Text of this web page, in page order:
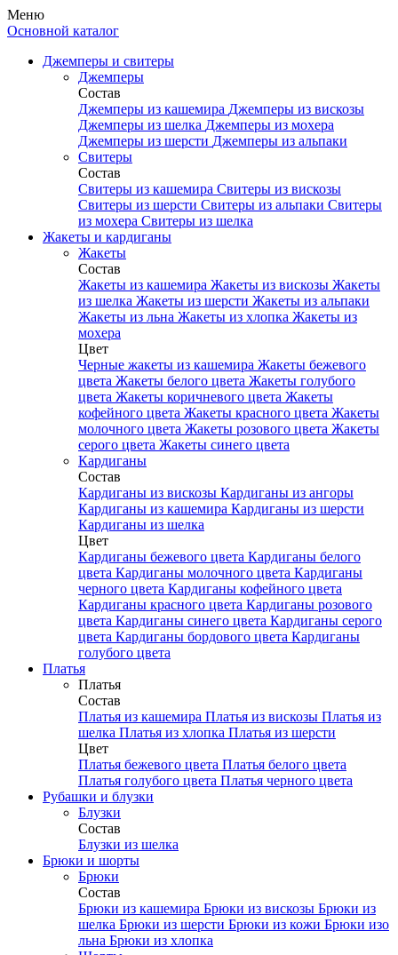
Меню
Основной каталог
Джемперы и свитеры
Джемперы
Состав
Джемперы из кашемира Джемперы из вискозы
Джемперы из шелка Джемперы из мохера
Джемперы из шерсти Джемперы из альпаки
Свитеры
Состав
Свитеры из кашемира Свитеры из вискозы
Свитеры из шерсти Свитеры из альпаки Свитеры
из мохера Свитеры из шелка
Жакеты и кардиганы
Жакеты
Состав
Жакеты из кашемира Жакеты из вискозы Жакеты
из шелка Жакеты из шерсти Жакеты из альпаки
Жакеты из льна Жакеты из хлопка Жакеты из
мохера
Цвет
Черные жакеты из кашемира Жакеты бежевого
цвета Жакеты белого цвета Жакеты голубого
цвета Жакеты коричневого цвета Жакеты
кофейного цвета Жакеты красного цвета Жакеты
молочного цвета Жакеты розового цвета Жакеты
серого цвета Жакеты синего цвета
Кардиганы
Состав
Кардиганы из вискозы Кардиганы из ангоры
Кардиганы из кашемира Кардиганы из шерсти
Кардиганы из шелка
Цвет
Кардиганы бежевого цвета Кардиганы белого
цвета Кардиганы молочного цвета Кардиганы
черного цвета Кардиганы кофейного цвета
Кардиганы красного цвета Кардиганы розового
цвета Кардиганы синего цвета Кардиганы серого
цвета Кардиганы бордового цвета Кардиганы
голубого цвета
Платья
Платья
Состав
Платья из кашемира Платья из вискозы Платья из
шелка Платья из хлопка Платья из шерсти
Цвет
Платья бежевого цвета Платья белого цвета
Платья голубого цвета Платья черного цвета
Рубашки и блузки
Блузки
Состав
Блузки из шелка
Брюки и шорты
Брюки
Состав
Брюки из кашемира Брюки из вискозы Брюки из
шелка Брюки из шерсти Брюки из кожи Брюки изо
льна Брюки из хлопка